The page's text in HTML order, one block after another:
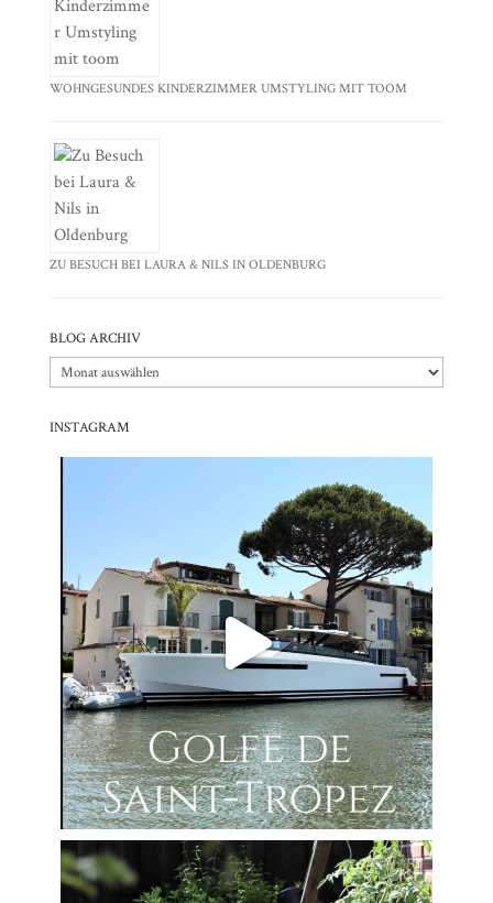
WOHNGESUNDES KINDERZIMMER UMSTYLING MIT TOOM
ZU BESUCH BEI LAURA & NILS IN OLDENBURG
BLOG ARCHIV
Blog
Archiv
INSTAGRAM